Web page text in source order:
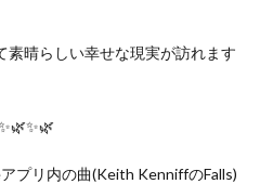
素晴らしい幸せな現実が訪れます
プリ内の曲(Keith KenniffのFalls)